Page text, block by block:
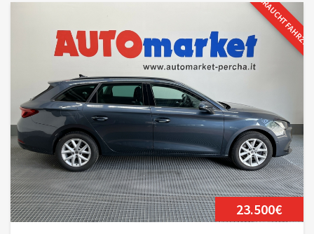
23.500€